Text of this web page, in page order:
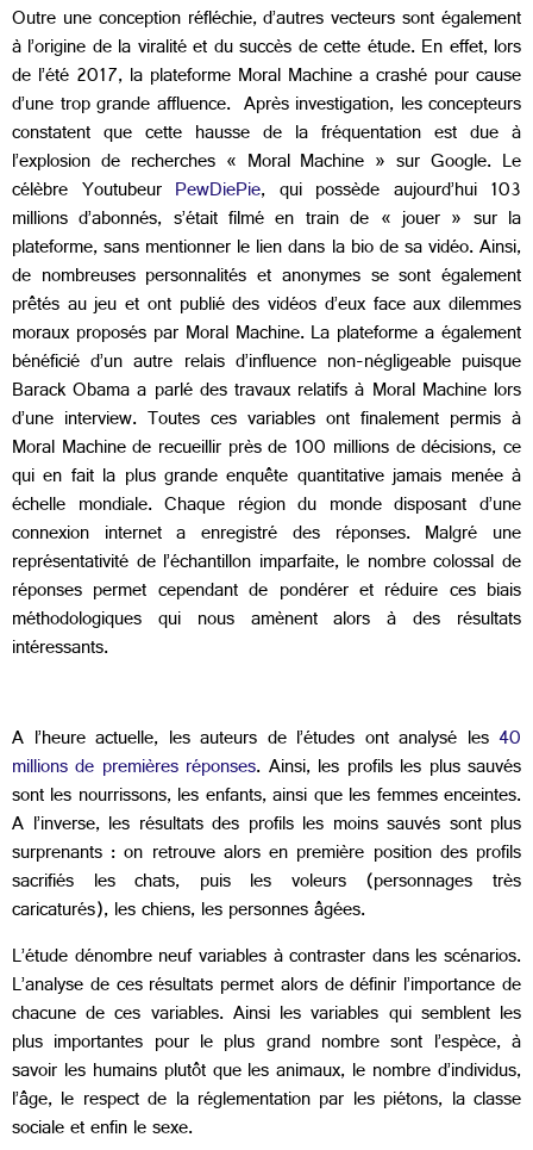
Outre une conception réfléchie, d’autres vecteurs sont également
à l’origine de la viralité et du succès de cette étude. En effet, lors
de l’été 2017, la plateforme Moral Machine a crashé pour cause
d’une trop grande affluence. Après investigation, les concepteurs
constatent que cette hausse de la fréquentation est due à
l’explosion de recherches « Moral Machine » sur Google. Le
célèbre Youtubeur PewDiePie, qui possède aujourd’hui 103
millions d’abonnés, s’était filmé en train de « jouer » sur la
plateforme, sans mentionner le lien dans la bio de sa vidéo. Ainsi,
de nombreuses personnalités et anonymes se sont également
prêtés au jeu et ont publié des vidéos d’eux face aux dilemmes
moraux proposés par Moral Machine. La plateforme a également
bénéficié d’un autre relais d’influence non-négligeable puisque
Barack Obama a parlé des travaux relatifs à Moral Machine lors
d’une interview. Toutes ces variables ont finalement permis à
Moral Machine de recueillir près de 100 millions de décisions, ce
qui en fait la plus grande enquête quantitative jamais menée à
échelle mondiale. Chaque région du monde disposant d’une
connexion internet a enregistré des réponses. Malgré une
représentativité de l’échantillon imparfaite, le nombre colossal de
réponses permet cependant de pondérer et réduire ces biais
méthodologiques qui nous amènent alors à des résultats
intéressants.
A l’heure actuelle, les auteurs de l’études ont analysé les 40
millions de premières réponses. Ainsi, les profils les plus sauvés
sont les nourrissons, les enfants, ainsi que les femmes enceintes.
A l’inverse, les résultats des profils les moins sauvés sont plus
surprenants : on retrouve alors en première position des profils
sacrifiés les chats, puis les voleurs (personnages très
caricaturés), les chiens, les personnes âgées.
L’étude dénombre neuf variables à contraster dans les scénarios.
L’analyse de ces résultats permet alors de définir l’importance de
chacune de ces variables. Ainsi les variables qui semblent les
plus importantes pour le plus grand nombre sont l’espèce, à
savoir les humains plutôt que les animaux, le nombre d’individus,
l’âge, le respect de la réglementation par les piétons, la classe
sociale et enfin le sexe.